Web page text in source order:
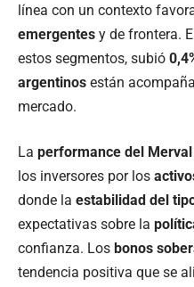
línea con un contexto
emergentes y de frontera.
estos segmentos, subió
argentinos están
mercado.
La performance del Merval
los inversores por los
donde la estabilidad del
expectativas sobre la
confianza. Los bonos
tendencia positiva que se